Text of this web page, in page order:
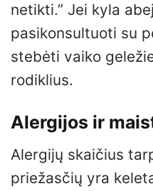
netikti.” Jei kyla
pasikonsultuoti su
stebėti vaiko
rodiklius.
Alergijos ir
Alergijų skaičius
priežasčių yra